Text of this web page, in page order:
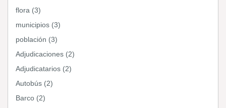
flora (3)
municipios (3)
población (3)
Adjudicaciones (2)
Adjudicatarios (2)
Autobús (2)
Barco (2)